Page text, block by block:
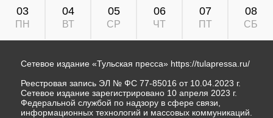
03
ПН
04
ВТ
05
СР
06
ЧТ
07
ПТ
08
СБ
Сетевое издание «Тульская пресса» https://tulapressa.ru/
Реестровая запись ЭЛ № ФС 77-85016 от 10.04.2023 г.
Сетевое издание зарегистрировано 10 апреля 2023 г.
Федеральной службой по надзору в сфере связи,
информационных технологий и массовых коммуникаций.